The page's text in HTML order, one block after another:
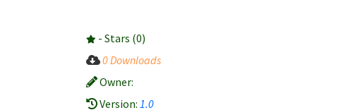
- Stars (0)
0 Downloads
Owner:
Version: 1.0